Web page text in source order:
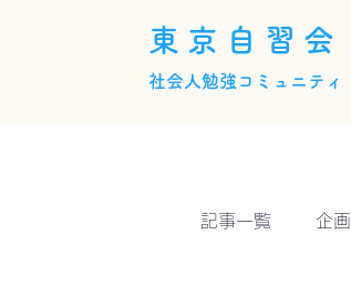
東京自習会
社会人勉強コミュニティ
記事一覧 企